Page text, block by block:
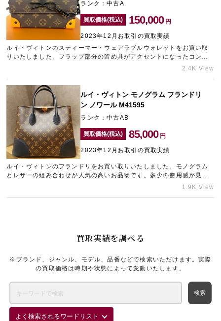
買取実績を調べる
※ブランド、ジャンル、モデル、品番などで検索いただけます。実際
の買取価格は時期や状態によって変動いたします。
よく検索されるワードリスト
ランク：中古A
買取価格(税込) 150,000 円
2023年12月お取引の買取実績
ルイ・ヴィトンのスティーマー・ウェアラブルウォレットをお買い取
りいたしました。フラップ部分の留め具がアクセントになったコンパ
クトなバッグです。ストラップ部分に汚れがあるなど使用感が見受け
め、高価買取が期待できます。表参道でブランド買取店をお探しな
ら、ギャラリーレア青山表参道店をご利用くださいませ。LINEや電話
でのお問い合わせでも、おおよその金額をお伝えすることが可能で
す。
2.4K View
ルイ・ヴィトン モノグラム フランドリ
ン ノワール M41595
ランク：中古AB
買取価格(税込) 85,000 円
2023年12月お取引の買取実績
ルイ・ヴィトンのフランドリをお買い取りいたしました。モノグラム
とレザーの組み合わせが人気の高いお品物です。多少の使用感が見受
けられましたが、精一杯の金額をご提示させていただきました。需要
1.9K View